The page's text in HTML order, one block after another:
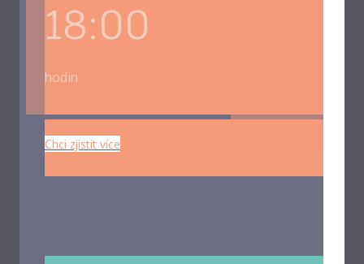
18:00
hodin
Chci zjistit více